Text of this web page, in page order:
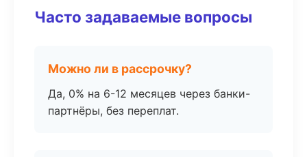
Часто задаваемые вопросы
Можно ли в рассрочку?
Да, 0% на 6-12 месяцев через банки-
партнёры, без переплат.